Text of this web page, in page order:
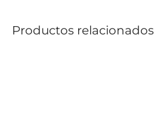
Productos relacionados